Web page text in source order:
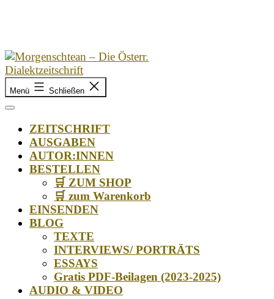
Morgenschtean
–
Die
Österr.
Dialektzeitschrift
Menü Schließen
ZEITSCHRIFT
AUSGABEN
AUTOR:INNEN
BESTELLEN
🛒 ZUM SHOP
🛒 zum Warenkorb
EINSENDEN
BLOG
TEXTE
INTERVIEWS/ PORTRÄTS
ESSAYS
Gratis PDF-Beilagen (2023-2025)
AUDIO & VIDEO